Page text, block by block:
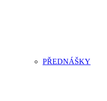
PŘEDNÁŠKY